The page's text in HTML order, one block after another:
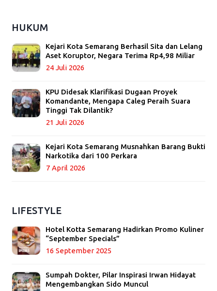
HUKUM
Kejari Kota Semarang Berhasil Sita dan Lelang
Aset Koruptor, Negara Terima Rp4,98 Miliar
24 Juli 2026
KPU Didesak Klarifikasi Dugaan Proyek
Komandante, Mengapa Caleg Peraih Suara
Tinggi Tak Dilantik?
21 Juli 2026
Kejari Kota Semarang Musnahkan Barang Bukti
Narkotika dari 100 Perkara
7 April 2026
LIFESTYLE
Hotel Kotta Semarang Hadirkan Promo Kuliner
“September Specials”
16 September 2025
Sumpah Dokter, Pilar Inspirasi Irwan Hidayat
Mengembangkan Sido Muncul